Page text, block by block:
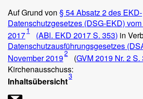
Auf Grund von § 54 Absatz 2 des EKD-
Datenschutzgesetzes (DSG-EKD)
20171 (ABl. EKD 2017 S. 353) in
Datenschutzausführungsgesetzes
November 20192 (GVM 2019 Nr. 2 S.
Kirchenausschuss:
Inhaltsübersicht3